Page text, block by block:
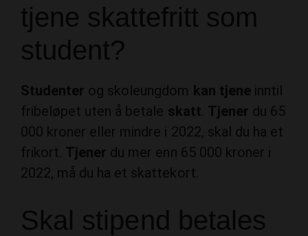
tjene skattefritt som
student?
Studenter og skoleungdom kan tjene inntil
fribeløpet uten å betale skatt Tjener du 65
000 kroner eller mindre i 2022, skal du ha et
frikort. Tjener du mer enn 65 000 kroner i
2022, må du ha et skattekort.
Skal stipend betales